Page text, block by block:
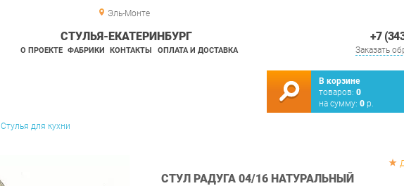
Эль-Монте
+7
Заказать
СТУЛЬЯ-ЕКАТЕРИНБУРГ
О ПРОЕКТЕ ФАБРИКИ КОНТАКТЫ ОПЛАТА И ДОСТАВКА
В корзине
товаров: 0
на сумму: 0 р.
Стулья для кухни
СТУЛ РАДУГА 04/16 НАТУРАЛЬНЫЙ